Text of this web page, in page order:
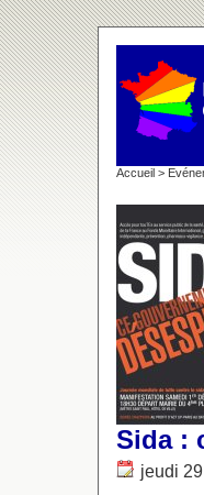
Accueil >
Sida :
jeudi